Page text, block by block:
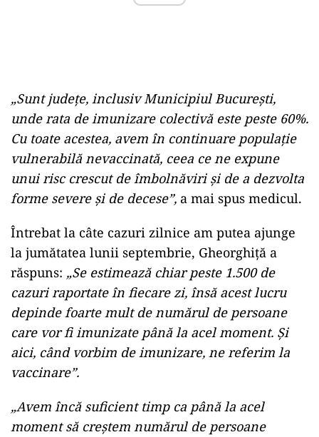
„Sunt județe, inclusiv Municipiul București,
unde rata de imunizare colectivă este peste 60%.
Cu toate acestea, avem în continuare populație
vulnerabilă nevaccinată, ceea ce ne expune
unui risc crescut de îmbolnăviri și de a dezvolta
forme severe și de decese”, a mai spus medicul.
Întrebat la câte cazuri zilnice am putea ajunge
la jumătatea lunii septembrie, Gheorghiță a
răspuns: „Se estimează chiar peste 1.500 de
cazuri raportate în fiecare zi, însă acest lucru
depinde foarte mult de numărul de persoane
care vor fi imunizate până la acel moment. Și
aici, când vorbim de imunizare, ne referim la
vaccinare”.
„Avem încă suficient timp ca până la acel
moment să creștem numărul de persoane